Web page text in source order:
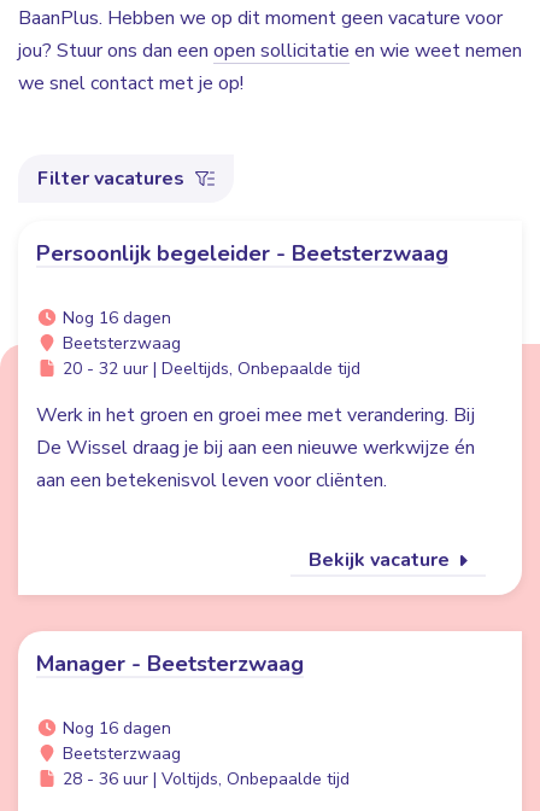
BaanPlus. Hebben we op dit moment geen vacature voor
jou? Stuur ons dan een open sollicitatie en wie weet nemen
we snel contact met je op!
Filter vacatures
Persoonlijk begeleider - Beetsterzwaag
Nog 16 dagen
Beetsterzwaag
20 - 32 uur | Deeltijds, Onbepaalde tijd
Werk in het groen en groei mee met verandering. Bij
De Wissel draag je bij aan een nieuwe werkwijze én
aan een betekenisvol leven voor cliënten.
Bekijk vacature
Manager - Beetsterzwaag
Nog 16 dagen
Beetsterzwaag
28 - 36 uur | Voltijds, Onbepaalde tijd